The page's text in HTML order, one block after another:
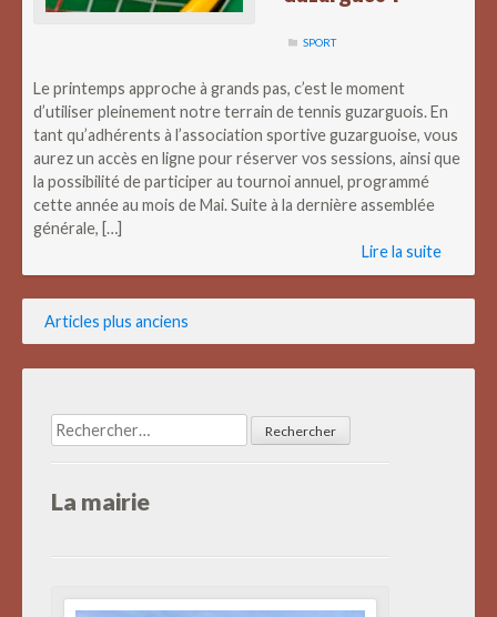
SPORT
Le printemps approche à grands pas, c’est le moment
d’utiliser pleinement notre terrain de tennis guzarguois. En
tant qu’adhérents à l’association sportive guzarguoise, vous
aurez un accès en ligne pour réserver vos sessions, ainsi que
la possibilité de participer au tournoi annuel, programmé
cette année au mois de Mai. Suite à la dernière assemblée
générale, […]
Lire la suite
Navigation
des
Articles plus anciens
Rechercher :
La mairie